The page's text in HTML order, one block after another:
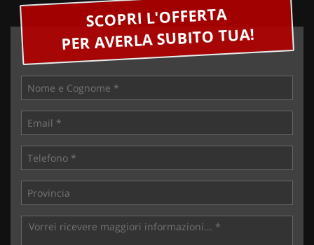
SCOPRI L'OFFERTA
PER AVERLA SUBITO TUA!